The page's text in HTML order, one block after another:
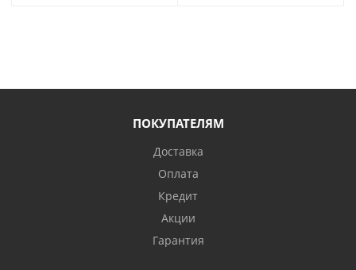
ПОКУПАТЕЛЯМ
Доставка
Оплата
Кредит
Акции
Гарантия